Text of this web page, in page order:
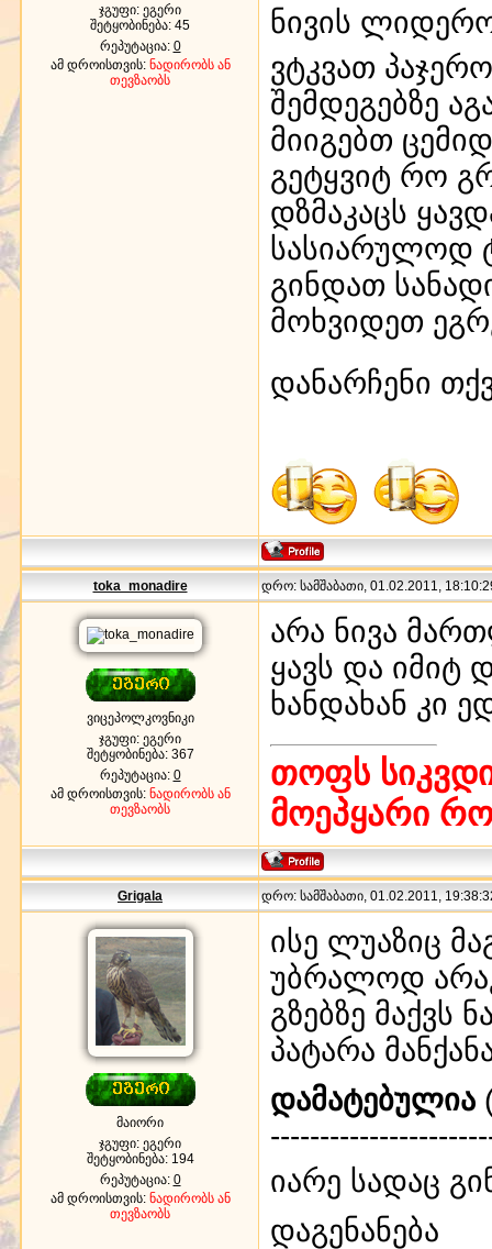
ჯგუფი: ეგერი
შეტყობინება: 45
რეპუტაცია: 0
ამ დროისთვის: ნადირობს ან
თევზაობს
ნივის
ვტკვათ
შემდეგებზე
მიიგებთ
გეტყვიტ რო
დზმაკაცს
სასიარულოდ
გინდათ
მოხვიდეთ
დანარჩენი
toka_monadire დრო: სამშაბათი, 01.02.2011,
ვიცეპოლკოვნიკი
ჯგუფი: ეგერი
შეტყობინება: 367
რეპუტაცია: 0
ამ დროისთვის: ნადირობს ან
თევზაობს
არა ნივა
ყავს და იმიტ
ხანდახან კი
თოფს
მოეპყარი
Grigala დრო: სამშაბათი, 01.02.2011,
მაიორი
ჯგუფი: ეგერი
შეტყობინება: 194
რეპუტაცია: 0
ამ დროისთვის: ნადირობს ან
თევზაობს
ისე ლუაზიც
უბრალოდ
გზებზე
პატარა
დამატებულია
იარე სადაც
დაგენანება